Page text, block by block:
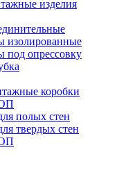
изделия
изолированные
под опрессовку
коробки
полых стен
твердых стен